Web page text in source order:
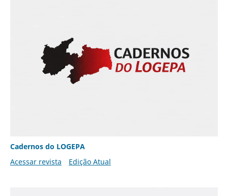
Cadernos do LOGEPA
Acessar revista
Edição Atual